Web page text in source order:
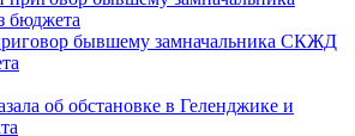
бывшему замначальника СКЖД